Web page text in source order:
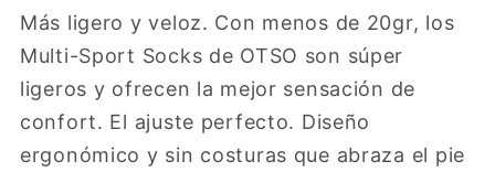
Más ligero y veloz. Con menos de 20gr, los
Multi-Sport Socks de OTSO son súper
ligeros y ofrecen la mejor sensación de
confort. El ajuste perfecto. Diseño
ergonómico y sin costuras que abraza el pie